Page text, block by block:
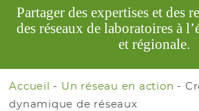
Partager des expertises et des
des réseaux de laboratoires à
et régionale.
Accueil - Un réseau en action -
dynamique de réseaux